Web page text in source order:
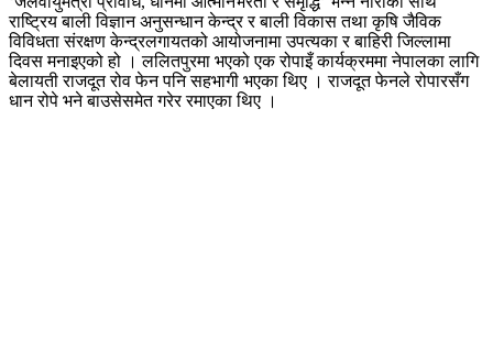
राष्ट्रिय बाली विज्ञान अनुसन्धान केन्द्र र बाली विकास तथा कृषि जैविक
विविधता संरक्षण केन्द्रलगायतको आयोजनामा उपत्यका र बाहिरी जिल्लामा
दिवस मनाइएको हो । ललितपुरमा भएको एक रोपाइँ कार्यक्रममा नेपालका लागि
बेलायती राजदूत रोव फेन पनि सहभागी भएका थिए । राजदूत फेनले रोपारसँग
धान रोपे भने बाउसेसमेत गरेर रमाएका थिए ।